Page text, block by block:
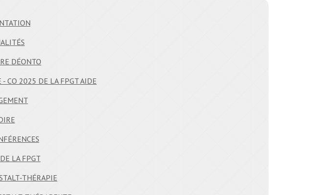
DÉONTO
- CO 2025 DE LA FPGT AIDE
LA FPGT
THÉRAPIE